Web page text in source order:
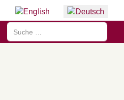
Sprache auswählen
Suchen